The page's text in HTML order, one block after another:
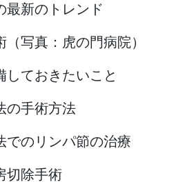
最新のトレンド
写真：虎の門病院）
しておきたいこと
の手術方法
でのリンパ節の治療
切除手術